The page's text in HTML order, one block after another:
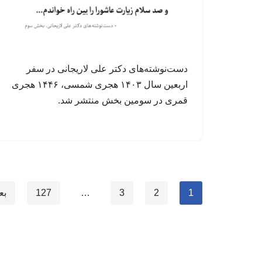
دست‌نوشته‌های دکتر علی لاریجانی در سفر
اربعین سال ۱۴۰۳ هجری شمسی، ۱۴۴۶ هجری
قمری در سومین بخش منتشر شد.
1
2
3
…
127